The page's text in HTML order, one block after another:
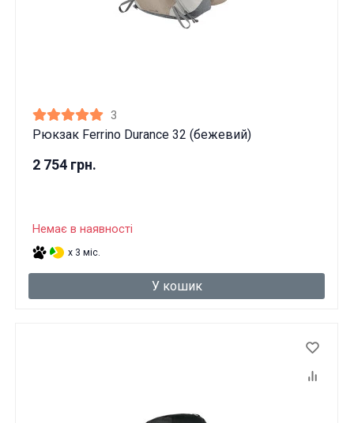
3
Рюкзак Ferrino Durance 32 (бежевий)
2 754 грн.
Немає в наявності
x 3 міс.
У кошик